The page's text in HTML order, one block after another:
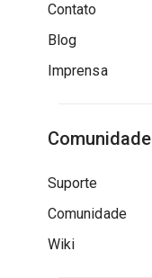
Contato
Blog
Imprensa
Comunidade
Suporte
Comunidade
Wiki